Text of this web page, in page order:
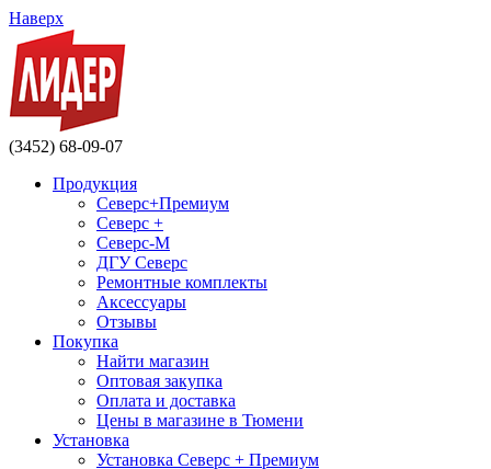
Наверх
(3452) 68-09-07
Продукция
Северс+Премиум
Северс +
Северс-М
ДГУ Северс
Ремонтные комплекты
Аксессуары
Отзывы
Покупка
Найти магазин
Оптовая закупка
Оплата и доставка
Цены в магазине в Тюмени
Установка
Установка Северс + Премиум